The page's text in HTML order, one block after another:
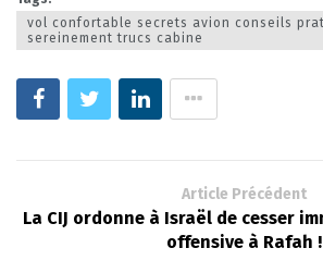
vol confortable secrets avion conseils
sereinement trucs cabine
Article Précédent
La CIJ ordonne à Israël de cesser
offensive à Rafah !